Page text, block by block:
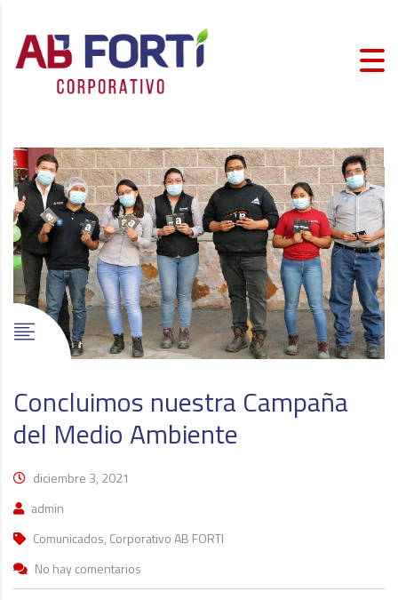
Concluimos nuestra Campaña
del Medio Ambiente
diciembre 3, 2021
admin
Comunicados, Corporativo AB FORTI
No hay comentarios